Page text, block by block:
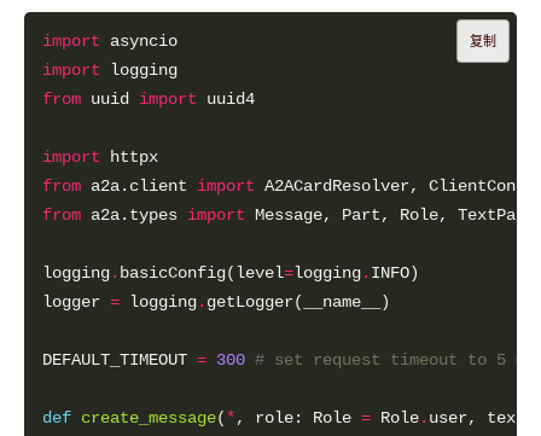
import
import
from uuid import
import
from a2a.client import
from a2a.types import
logging. basicConfig(level=logging.
logger = logging.
DEFAULT_TIMEOUT = 300 # set request timeout to 5
def create_message(*, role: Role = Role. user,
复制